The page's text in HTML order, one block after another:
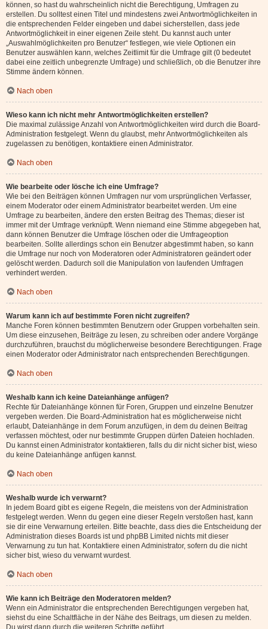
können, so hast du wahrscheinlich nicht die Berechtigung, Umfragen zu
erstellen. Du solltest einen Titel und mindestens zwei Antwortmöglichkeiten in
die entsprechenden Felder eingeben und dabei sicherstellen, dass jede
Antwortmöglichkeit in einer eigenen Zeile steht. Du kannst auch unter
„Auswahlmöglichkeiten pro Benutzer“ festlegen, wie viele Optionen ein
Benutzer auswählen kann, welches Zeitlimit für die Umfrage gilt (0 bedeutet
dabei eine zeitlich unbegrenzte Umfrage) und schließlich, ob die Benutzer ihre
Stimme ändern können.
Nach oben
Wieso kann ich nicht mehr Antwortmöglichkeiten erstellen?
Die maximal zulässige Anzahl von Antwortmöglichkeiten wird durch die Board-
Administration festgelegt. Wenn du glaubst, mehr Antwortmöglichkeiten als
zugelassen zu benötigen, kontaktiere einen Administrator.
Nach oben
Wie bearbeite oder lösche ich eine Umfrage?
Wie bei den Beiträgen können Umfragen nur vom ursprünglichen Verfasser,
einem Moderator oder einem Administrator bearbeitet werden. Um eine
Umfrage zu bearbeiten, ändere den ersten Beitrag des Themas; dieser ist
immer mit der Umfrage verknüpft. Wenn niemand eine Stimme abgegeben hat,
dann können Benutzer die Umfrage löschen oder die Umfrageoption
bearbeiten. Sollte allerdings schon ein Benutzer abgestimmt haben, so kann
die Umfrage nur noch von Moderatoren oder Administratoren geändert oder
gelöscht werden. Dadurch soll die Manipulation von laufenden Umfragen
verhindert werden.
Nach oben
Warum kann ich auf bestimmte Foren nicht zugreifen?
Manche Foren können bestimmten Benutzern oder Gruppen vorbehalten sein.
Um diese einzusehen, Beiträge zu lesen, zu schreiben oder andere Vorgänge
durchzuführen, brauchst du möglicherweise besondere Berechtigungen. Frage
einen Moderator oder Administrator nach entsprechenden Berechtigungen.
Nach oben
Weshalb kann ich keine Dateianhänge anfügen?
Rechte für Dateianhänge können für Foren, Gruppen und einzelne Benutzer
vergeben werden. Die Board-Administration hat es möglicherweise nicht
erlaubt, Dateianhänge in dem Forum anzufügen, in dem du deinen Beitrag
verfassen möchtest, oder nur bestimmte Gruppen dürfen Dateien hochladen.
Du kannst einen Administrator kontaktieren, falls du dir nicht sicher bist, wieso
du keine Dateianhänge anfügen kannst.
Nach oben
Weshalb wurde ich verwarnt?
In jedem Board gibt es eigene Regeln, die meistens von der Administration
festgelegt werden. Wenn du gegen eine dieser Regeln verstoßen hast, kann
sie dir eine Verwarnung erteilen. Bitte beachte, dass dies die Entscheidung der
Administration dieses Boards ist und phpBB Limited nichts mit dieser
Verwarnung zu tun hat. Kontaktiere einen Administrator, sofern du die nicht
sicher bist, wieso du verwarnt wurdest.
Nach oben
Wie kann ich Beiträge den Moderatoren melden?
Wenn ein Administrator die entsprechenden Berechtigungen vergeben hat,
siehst du eine Schaltfläche in der Nähe des Beitrags, um diesen zu melden.
Du wirst dann durch die weiteren Schritte geführt.